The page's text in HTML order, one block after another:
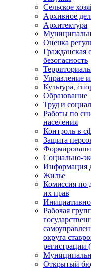
Сельское
Архивное
Архитектура
Оценка
Гражданская
безопасность
Управление
Культура,
Образование
Труд и
Работы по
населения
Контроль в
Защита
Социально-
Информация
Жилье
Комиссия по
их прав
Рабочая
округа
регистрации
Открытый